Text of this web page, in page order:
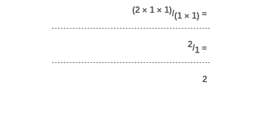
(2 × 1 × 1)/(1 × 1) =
2/1 =
2